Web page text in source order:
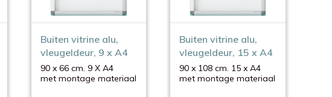
Buiten vitrine alu,
vleugeldeur, 9 x A4
90 x 66 cm. 9 X A4
met montage materiaal
Buiten vitrine alu,
vleugeldeur, 15 x A4
90 x 108 cm. 15 x A4
met montage materiaal